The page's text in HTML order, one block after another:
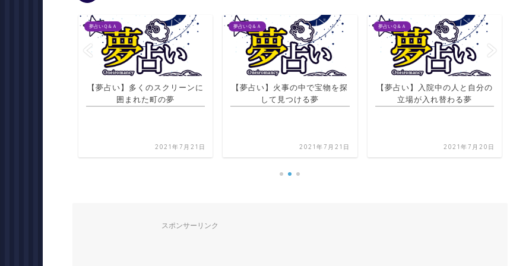
夢占いＱ＆Ａ
【夢占い】火事の中で宝物を探
して見つける夢
2021年7月21日
夢占いＱ＆Ａ
【夢占い】入院中の人と自分の
立場が入れ替わる夢
2021年7月20日
夢占いＱ＆Ａ
【夢占い】多くのスクリーンに
2021年7月21日
スポンサーリンク